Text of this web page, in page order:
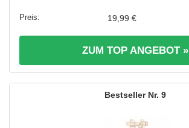
19,99 €
ZUM TOP ANGEBOT »
9